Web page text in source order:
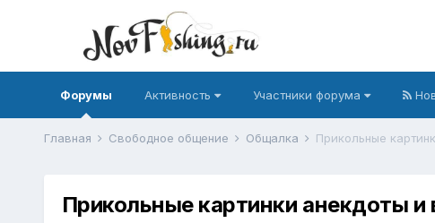
Форумы Активность Участники форума
Главная Свободное общение Общалка Прикольные
Прикольные картинки анекдоты и